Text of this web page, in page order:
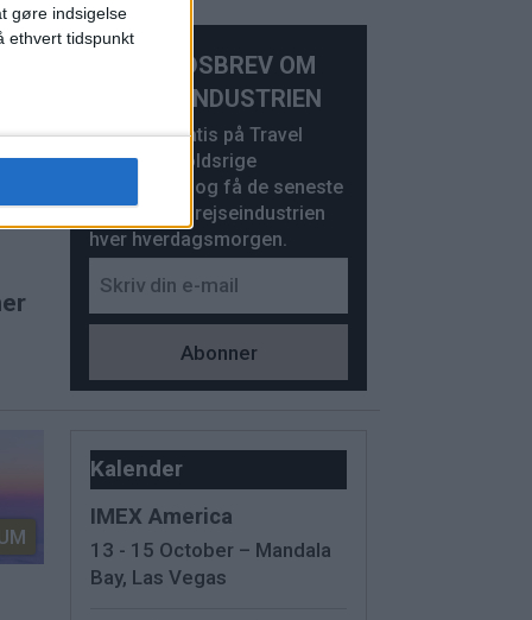
gøre indsigelse
ethvert tidspunkt
NYHEDSBREV OM
REJSEINDUSTRIEN
Abonner gratis på Travel
News’ indholdsrige
nyhedsbrev og få de seneste
nyheder fra rejseindustrien
hver hverdagsmorgen.
Kalender
IMEX America
13 - 15 October – Mandala
Bay, Las Vegas